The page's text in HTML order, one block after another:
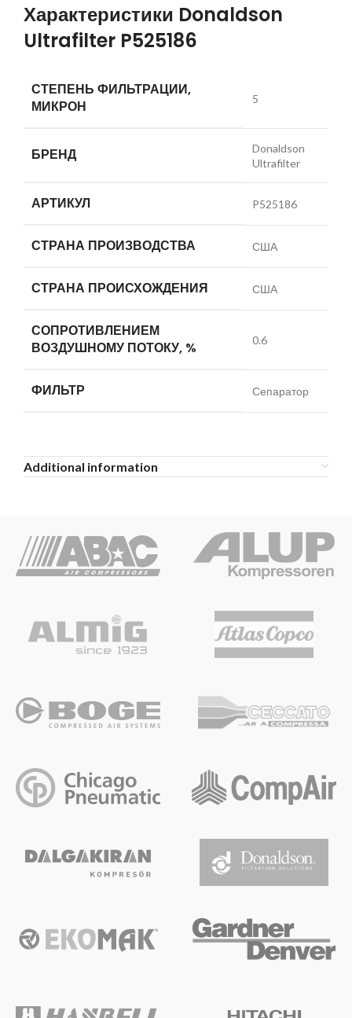
Характеристики Donaldson
Ultrafilter P525186
СТЕПЕНЬ ФИЛЬТРАЦИИ,
МИКРОН
5
БРЕНД
Donaldson
Ultrafilter
АРТИКУЛ P525186
СТРАНА ПРОИЗВОДСТВА США
СТРАНА ПРОИСХОЖДЕНИЯ США
СОПРОТИВЛЕНИЕМ
ВОЗДУШНОМУ ПОТОКУ, %
0.6
ФИЛЬТР Сепаратор
Additional information